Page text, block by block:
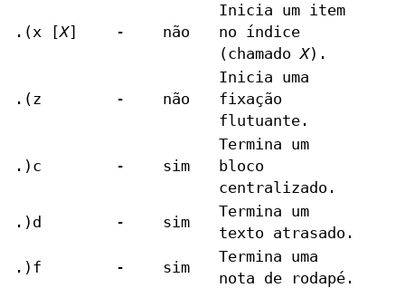
.(x [X] - não
Inicia um item
no índice
(chamado X).
.(z - não
Inicia uma
fixação
flutuante.
.)c - sim
Termina um
bloco
centralizado.
.)d
- sim
Termina um
texto atrasado.
.)f
- sim
Termina uma
nota de rodapé.